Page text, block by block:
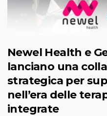
Newel Health e
lanciano una
strategica per
nell’era delle
integrate